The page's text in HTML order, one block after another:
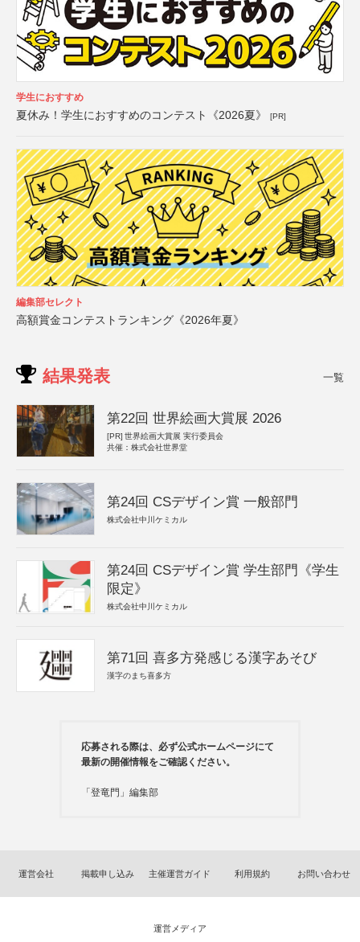
学生におすすめ
夏休み！学生におすすめのコンテスト《2026夏》 [PR]
編集部セレクト
高額賞金コンテストランキング《2026年夏》
結果発表 一覧
第22回 世界絵画大賞展 2026
[PR] 世界絵画大賞展 実行委員会
共催：株式会社世界堂
第24回 CSデザイン賞 一般部門
株式会社中川ケミカル
第24回 CSデザイン賞 学生部門《学生
限定》
株式会社中川ケミカル
第71回 喜多方発感じる漢字あそび
漢字のまち喜多方
応募される際は、必ず公式ホームページにて
最新の開催情報をご確認ください。
「登竜門」編集部
運営会社 掲載申し込み 主催運営ガイド 利用規約 お問い合わせ
運営メディア